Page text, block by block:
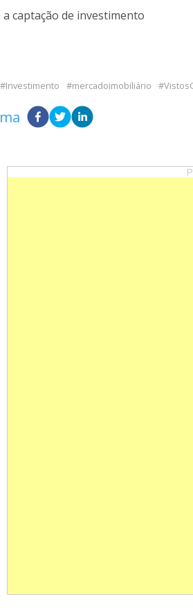
captação de investimento
Investimento mercadoimobiliário